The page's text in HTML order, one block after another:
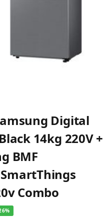
Digital
14kg 220V +
BMF
SmartThings
Combo